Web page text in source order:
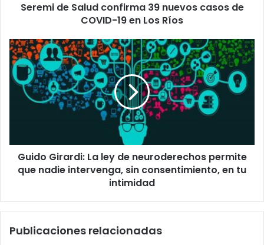
Ríos
Seremi de Salud confirma 39 nuevos casos de
COVID-19 en Los Ríos
Guido
Girardi:
La
ley
neuroderechos
nadie
intervenga,
sin
tu
Guido Girardi: La ley de neuroderechos permite
que nadie intervenga, sin consentimiento, en tu
intimidad
Publicaciones relacionadas